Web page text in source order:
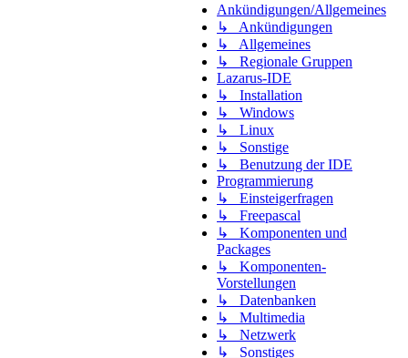
Ankündigungen/Allgemeines
↳ Ankündigungen
↳ Allgemeines
↳ Regionale Gruppen
Lazarus-IDE
↳ Installation
↳ Windows
↳ Linux
↳ Sonstige
↳ Benutzung der IDE
Programmierung
↳ Einsteigerfragen
↳ Freepascal
↳ Komponenten und
Packages
↳ Komponenten-
Vorstellungen
↳ Datenbanken
↳ Multimedia
↳ Netzwerk
↳ Sonstiges